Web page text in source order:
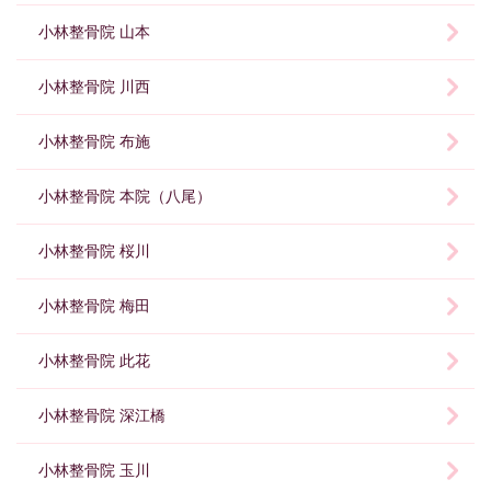
小林整骨院 山本
小林整骨院 川西
小林整骨院 布施
小林整骨院 本院（八尾）
小林整骨院 桜川
小林整骨院 梅田
小林整骨院 此花
小林整骨院 深江橋
小林整骨院 玉川